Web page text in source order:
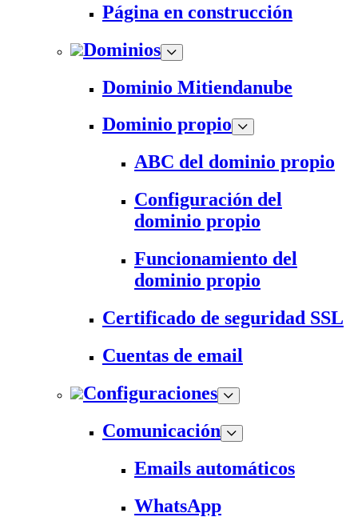
Página en construcción
Dominios
Dominio Mitiendanube
Dominio propio
ABC del dominio propio
Configuración del
dominio propio
Funcionamiento del
dominio propio
Certificado de seguridad SSL
Cuentas de email
Configuraciones
Comunicación
Emails automáticos
WhatsApp